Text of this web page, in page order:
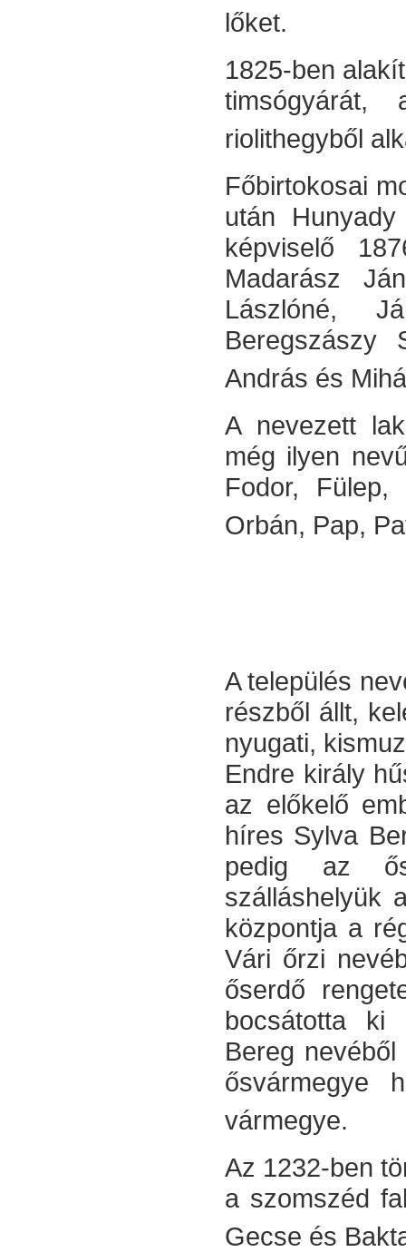
lőket.
1825-ben
riolithegyből
Főbirtokosai
után
képvi­selő
Madarász
Lászlóné,
Beregszászy
András és
A nevezett
még ilyen
Fodor,
Orbán, Pap,
A település
részből állt,
nyugati,
Endre király
az előkelő
híres Sylva
pedig az
szálláshelyük
központja a
Vári őrzi
őserdő
bocsátotta ki
Bereg
ősvármegye
vármegye.
Az 1232-ben
a szomszéd
Gecse és